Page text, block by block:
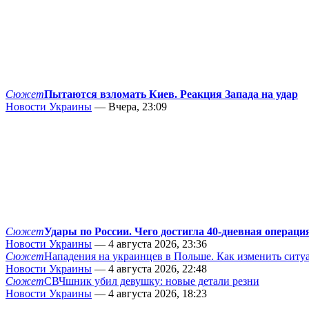
СюжетПытаются взломать Киев. Реакция Запада на удар
Новости Украины — Вчера, 23:09
СюжетУдары по России. Чего достигла 40-дневная
Новости Украины — 4 августа 2026, 23:36
СюжетНападения на украинцев в Польше. Как изменить
Новости Украины — 4 августа 2026, 22:48
СюжетСВЧшник убил девушку: новые детали резни
Новости Украины — 4 августа 2026, 18:23